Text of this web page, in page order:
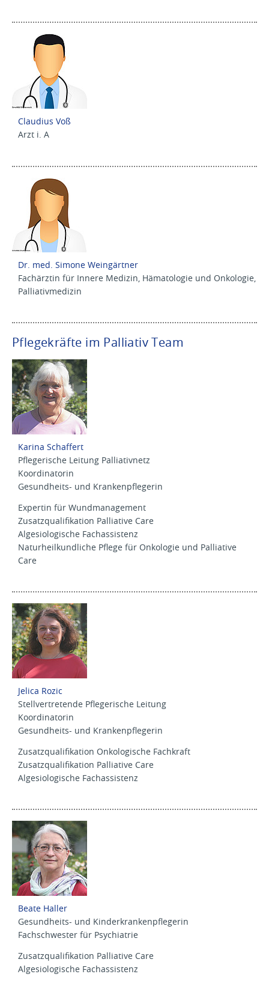
Claudius Voß
Arzt i. A
Dr. med. Simone Weingärtner
Fachärztin für Innere Medizin, Hämatologie und Onkologie,
Palliativmedizin
Pflegekräfte im Palliativ Team
Karina Schaffert
Pflegerische Leitung Palliativnetz
Koordinatorin
Gesundheits- und Krankenpflegerin
Expertin für Wundmanagement
Zusatzqualifikation Palliative Care
Algesiologische Fachassistenz
Naturheilkundliche Pflege für Onkologie und Palliative
Care
Jelica Rozic
Stellvertretende Pflegerische Leitung
Koordinatorin
Gesundheits- und Krankenpflegerin
Zusatzqualifikation Onkologische Fachkraft
Zusatzqualifikation Palliative Care
Algesiologische Fachassistenz
Beate Haller
Gesundheits- und Kinderkrankenpflegerin
Fachschwester für Psychiatrie
Zusatzqualifikation Palliative Care
Algesiologische Fachassistenz